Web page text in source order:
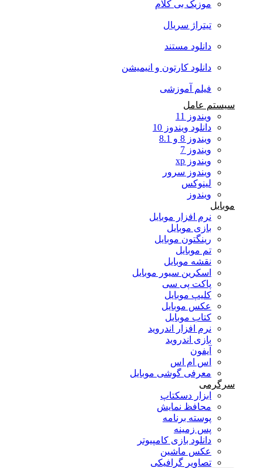
موزیک بی کلام
تیتراژ سریال
دانلود مستند
دانلود کارتون و انیمیشن
فیلم آموزشی
سیستم عامل
ویندوز 11
دانلود ویندوز 10
ویندوز 8 و 8.1
ویندوز 7
ویندوز xp
ویندوز سرور
لینوکس
ویندوز
موبایل
نرم افزار موبایل
بازی موبایل
رینگتون موبایل
تم موبایل
نقشه موبایل
اسکرین سیور موبایل
پاکت پی سی
کلیپ موبایل
عکس موبایل
کتاب موبایل
نرم افزار اندروید
بازی اندروید
آیفون
اس ام اس
معرفی گوشی موبایل
سرگرمی
ابزار دسکتاپ
محافظ نمایش
پوسته برنامه
پس زمینه
دانلود بازی کامپیوتر
عکس ماشین
تصاویر گرافیکی